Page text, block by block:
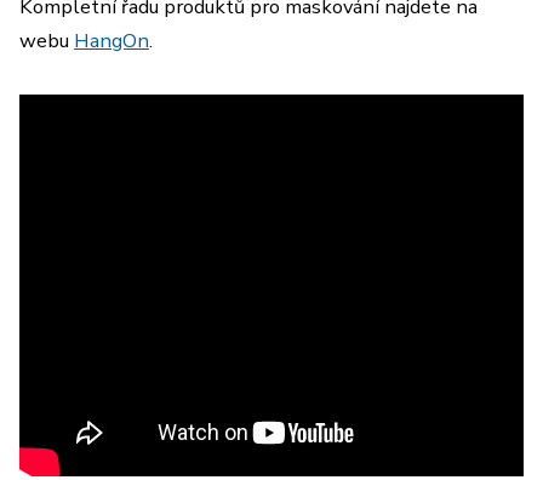
Kompletní řadu produktů pro maskování najdete na
webu HangOn.